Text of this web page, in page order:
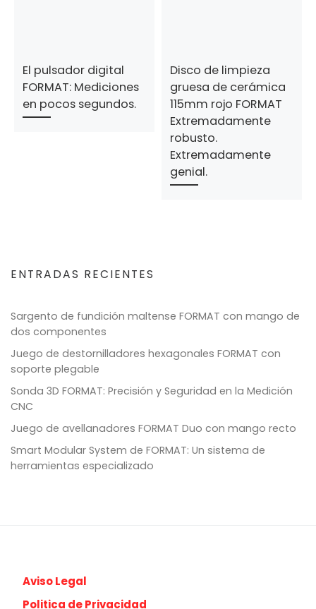
El pulsador digital
FORMAT: Mediciones
en pocos segundos.
Disco de limpieza
gruesa de cerámica
115mm rojo FORMAT
Extremadamente
robusto.
Extremadamente
genial.
ENTRADAS RECIENTES
Sargento de fundición maltense FORMAT con mango de
dos componentes
Juego de destornilladores hexagonales FORMAT con
soporte plegable
Sonda 3D FORMAT: Precisión y Seguridad en la Medición
CNC
Juego de avellanadores FORMAT Duo con mango recto
Smart Modular System de FORMAT: Un sistema de
herramientas especializado
Aviso Legal
Politica de Privacidad